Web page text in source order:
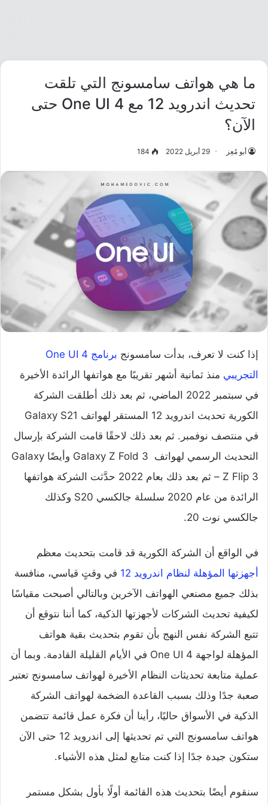
ما هي هواتف سامسونج التي تلقت
تحديث اندرويد 12 مع One UI 4 حتى
الآن؟
أبو مُعِز 29 أبريل 2022 184
إذا كنت لا تعرف، بدأت سامسونج
برنامج One UI 4
التجريبي منذ ثمانية أشهر تقريبًا مع هواتفها الرائدة الأخيرة
في سبتمبر 2022 الماضي، ثم بعد ذلك أطلقت الشركة
الكورية تحديث اندرويد 12 المستقر لهواتف Galaxy S21
في منتصف نوفمبر. ثم بعد ذلك لاحقًا قامت الشركة بإرسال
التحديث الرسمي لهواتف Galaxy Z Fold 3 وأيضًا Galaxy
Z Flip 3 – ثم بعد ذلك بعام 2022 حدَّثت الشركة هواتفها
الرائدة من عام 2020 سلسلة جالكسي S20 وكذلك
جالكسي نوت 20.
في الواقع أن الشركة الكورية قد قامت بتحديث معظم
أجهزتها المؤهلة لنظام اندرويد 12
في وقتٍ قياسي، منافسة
بذلك جميع مصنعي الهواتف الآخرين وبالتالي أصبحت مقياسًا
لكيفية تحديث الشركات لأجهزتها الذكية، كما أننا نتوقع أن
تتبع الشركة نفس النهج بأن تقوم بتحديث بقية هواتف
المؤهلة لواجهة One UI 4 في الأيام القليلة القادمة. وبما أن
عملية متابعة تحديثات النظام الأخيرة لهواتف سامسونج تعتبر
صعبة جدًا وذلك بسبب القاعدة الضخمة لهواتف الشركة
الذكية في الأسواق حاليًا، رأينا أن فكرة عمل قائمة تتضمن
هواتف سامسونج التي تم تحديثها إلى اندرويد 12 حتى الآن
ستكون جيدة جدًا إذا كنت متابع لمثل هذه الأشياء.
سنقوم أيضًا بتحديث هذه القائمة أولًا بأول بشكل مستمر